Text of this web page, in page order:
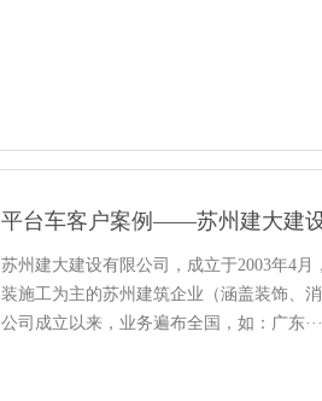
平台车客户案例——苏州建大建
苏州建大建设有限公司，成立于2003年4
装施工为主的苏州建筑企业（涵盖装饰、消防
公司成立以来，业务遍布全国，如：广东···